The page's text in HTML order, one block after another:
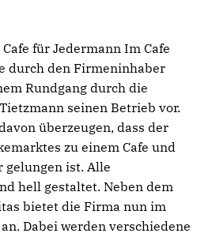
für Jedermann Im Cafe
durch den Firmeninhaber
Rundgang durch die
seinen Betrieb vor.
überzeugen, dass der
zu einem Cafe und
ist. Alle
hell gestaltet. Neben dem
bietet die Firma nun im
Dabei werden verschiedene